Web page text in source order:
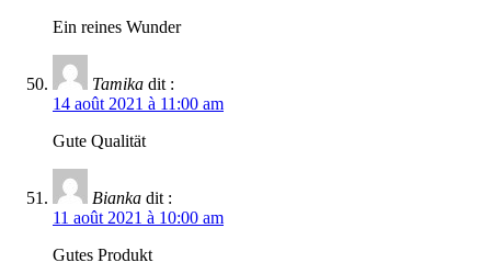
Ein reines Wunder
Tamika dit :
14 août 2021 à 11:00 am
Gute Qualität
Bianka dit :
11 août 2021 à 10:00 am
Gutes Produkt